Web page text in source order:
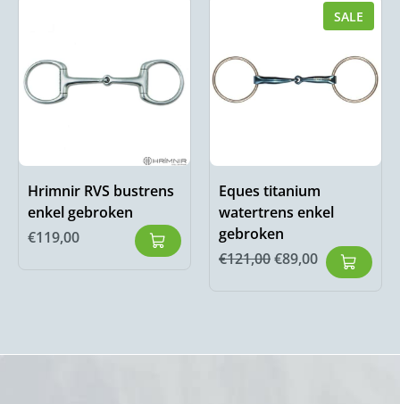
Hrimnir RVS bustrens
enkel gebroken
€119,00
SALE
Eques titanium
watertrens enkel
gebroken
€121,00€89,00